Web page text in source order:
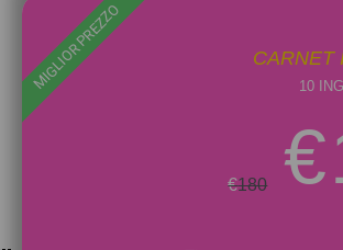
CARNET
10
€180 €
MIGLIOR PREZZO